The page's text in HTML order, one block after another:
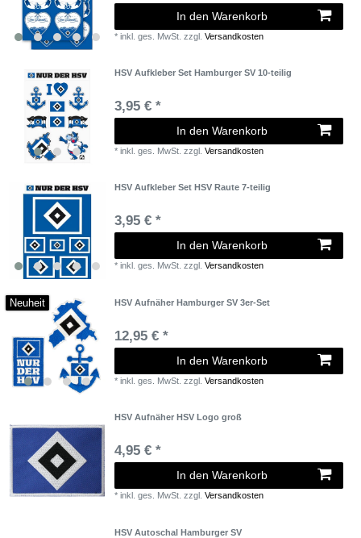
In den Warenkorb
*inkl. ges. MwSt. zzgl.Versandkosten
HSV Aufkleber Set Hamburger SV 10-teilig
3,95 € *
In den Warenkorb
*inkl. ges. MwSt. zzgl.Versandkosten
HSV Aufkleber Set HSV Raute 7-teilig
3,95 € *
In den Warenkorb
*inkl. ges. MwSt. zzgl.Versandkosten
Neuheit HSV Aufnäher Hamburger SV 3er-Set
12,95 € *
In den Warenkorb
*inkl. ges. MwSt. zzgl.Versandkosten
HSV Aufnäher HSV Logo groß
4,95 € *
In den Warenkorb
*inkl. ges. MwSt. zzgl.Versandkosten
HSV Autoschal Hamburger SV